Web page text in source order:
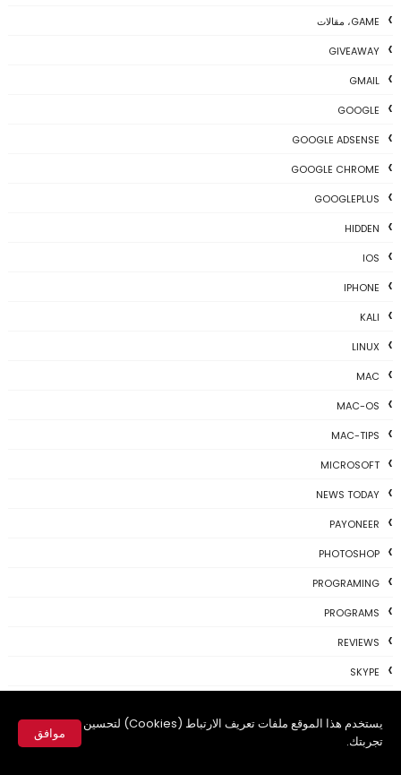
يستخدم هذا الموقع ملفات تعريف الارتباط (Cookies) لتحسين
تجربتك.
موافق
GAME، مقالات
GIVEAWAY
GMAIL
GOOGLE
GOOGLE ADSENSE
GOOGLE CHROME
GOOGLEPLUS
HIDDEN
IOS
IPHONE
KALI
LINUX
MAC
MAC-OS
MAC-TIPS
MICROSOFT
NEWS TODAY
PAYONEER
PHOTOSHOP
PROGRAMING
PROGRAMS
REVIEWS
SKYPE
TIPS